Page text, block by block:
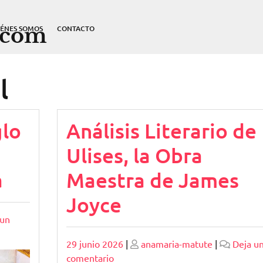
SOMOS CONTACTO
Análisis Literario de
Ulises, la Obra
Maestra de James
Joyce
Publicado
29 junio 2026| Publicado
anamaria-matute |
Deja un
comentarioen